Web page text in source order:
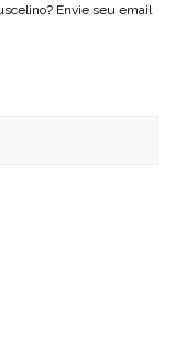
Envie seu email